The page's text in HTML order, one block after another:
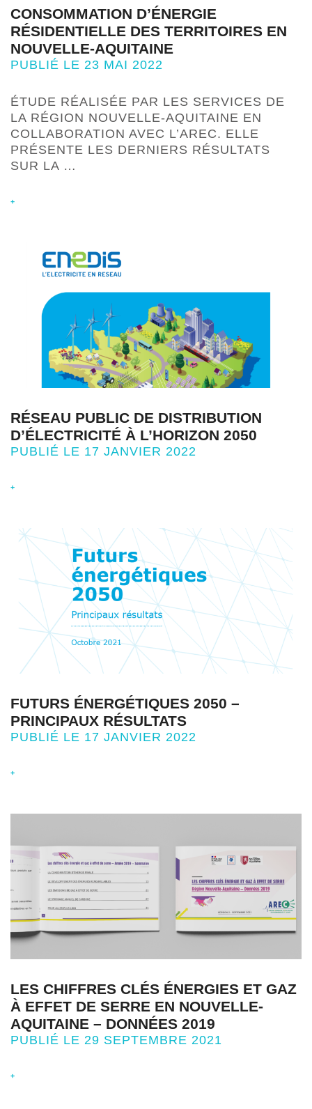
CONSOMMATION D’ÉNERGIE
RÉSIDENTIELLE DES TERRITOIRES EN
NOUVELLE-AQUITAINE
PUBLIÉ LE 23 MAI 2022
ÉTUDE RÉALISÉE PAR LES SERVICES DE
LA RÉGION NOUVELLE-AQUITAINE EN
COLLABORATION AVEC L’AREC. ELLE
PRÉSENTE LES DERNIERS RÉSULTATS
SUR LA …
+
RÉSEAU PUBLIC DE DISTRIBUTION
D’ÉLECTRICITÉ À L’HORIZON 2050
PUBLIÉ LE 17 JANVIER 2022
+
FUTURS ÉNERGÉTIQUES 2050 –
PRINCIPAUX RÉSULTATS
PUBLIÉ LE 17 JANVIER 2022
+
LES CHIFFRES CLÉS ÉNERGIES ET GAZ
À EFFET DE SERRE EN NOUVELLE-
AQUITAINE – DONNÉES 2019
PUBLIÉ LE 29 SEPTEMBRE 2021
+